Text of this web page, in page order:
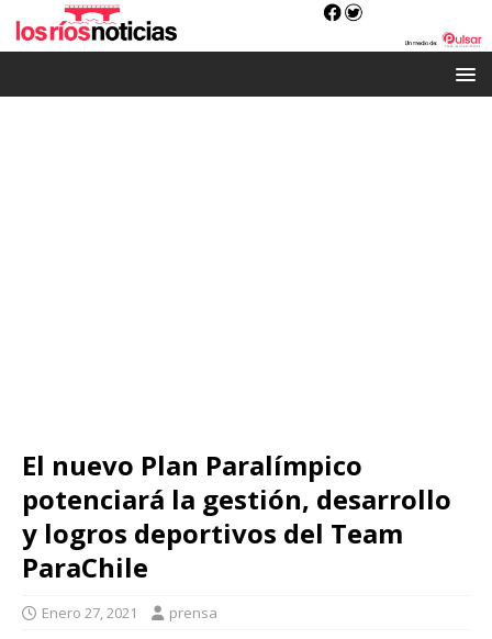
El nuevo Plan Paralímpico
potenciará la gestión, desarrollo
y logros deportivos del Team
ParaChile
Enero 27, 2021 prensa